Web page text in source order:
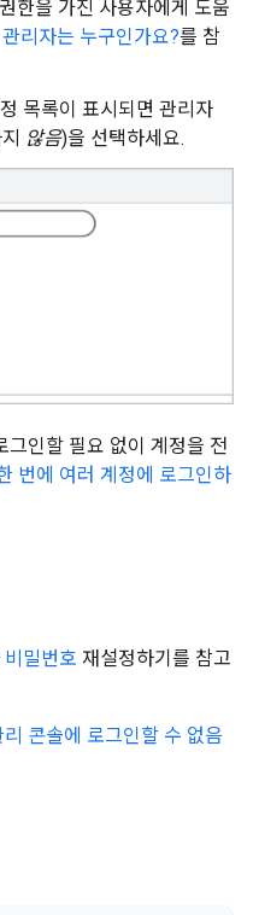
한을 가진 사용자에게 도움
관리자는 누구인가요?를 참
목록이 표시되면 관리자
않음)을 선택하세요.
그인할 필요 없이 계정을 전
번에 여러 계정에 로그인하
밀번호 재설정하기를 참고
리 콘솔에 로그인할 수 없음